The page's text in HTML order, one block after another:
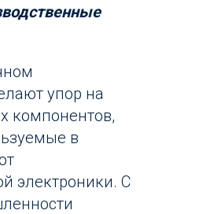
упор на
компонентов,
в
электроники. С